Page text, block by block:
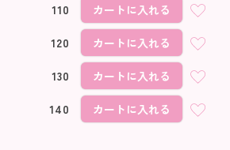
110 カートに入れる
120 カートに入れる
130 カートに入れる
140 カートに入れる